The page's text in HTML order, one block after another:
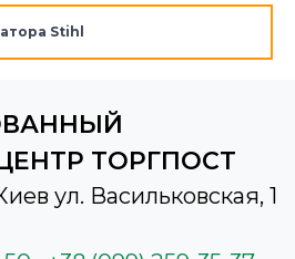
Stihl
ТОРГПОСТ
ул. Васильковская, 1